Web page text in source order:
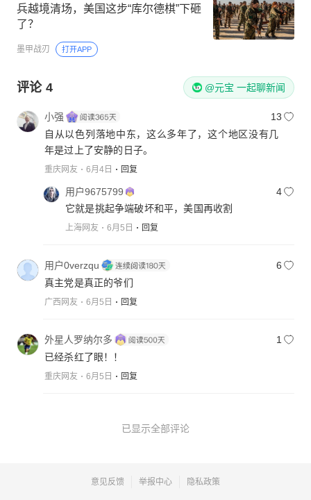
兵越境清场，美国这步“库尔德棋”下砸
了？
墨甲战刃 打开APP
评论 4 @元宝 一起聊新闻
小强
13
自从以色列落地中东，这么多年了，这个地区没有几
年是过上了安静的日子。
重庆网友 6月4日 回复
用户9675799
4
它就是挑起争端破坏和平，美国再收割
上海网友 6月5日 回复
用户0verzqu
6
真主党是真正的爷们
广西网友 6月5日 回复
外星人罗纳尔多
1
已经杀红了眼！！
重庆网友 6月5日 回复
已显示全部评论
意见反馈 举报中心 隐私政策